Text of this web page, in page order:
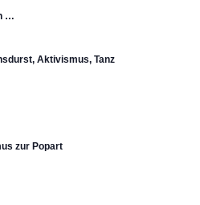
…
Aktivismus, Tanz
zur Popart